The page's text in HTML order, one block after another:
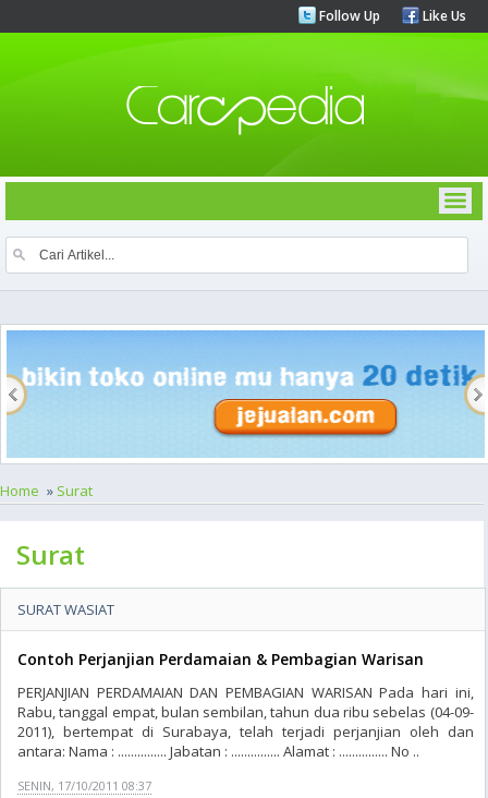
Follow Up Like Us
Home » Surat
Surat
SURAT WASIAT
Contoh Perjanjian Perdamaian & Pembagian Warisan
PERJANJIAN PERDAMAIAN DAN PEMBAGIAN WARISAN Pada hari ini,
Rabu, tanggal empat, bulan sembilan, tahun dua ribu sebelas (04-09-
2011), bertempat di Surabaya, telah terjadi perjanjian oleh dan
antara: Nama : ............... Jabatan : ............... Alamat : ............... No ..
SENIN, 17/10/2011 08:37